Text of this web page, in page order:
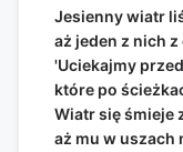
Jesienny wiatr
aż jeden z nich
'Uciekajmy
które po
Wiatr się śmieje
aż mu w uszach